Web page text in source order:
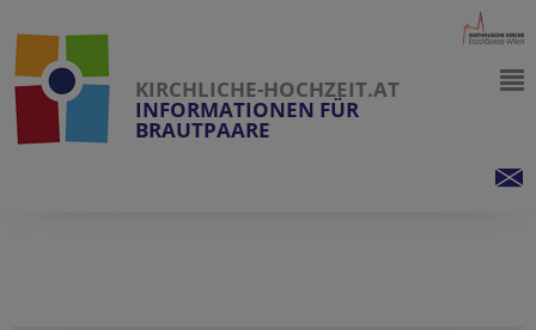
KIRCHLICHE-HOCHZEIT.AT
INFORMATIONEN FÜR
BRAUTPAARE